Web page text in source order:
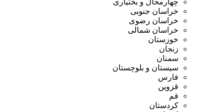
خراسان جنوبی
خراسان رضوی
خراسان شمالی
خوزستان
زنجان
سمنان
سیستان و بلوچستان
فارس
قزوین
قم
کردستان